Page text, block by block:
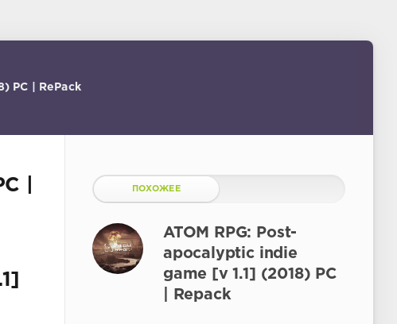
PC | RePack
|
ПОХОЖЕЕ
ATOM RPG: Post-
apocalyptic indie
game [v 1.1] (2018) PC
| Repack